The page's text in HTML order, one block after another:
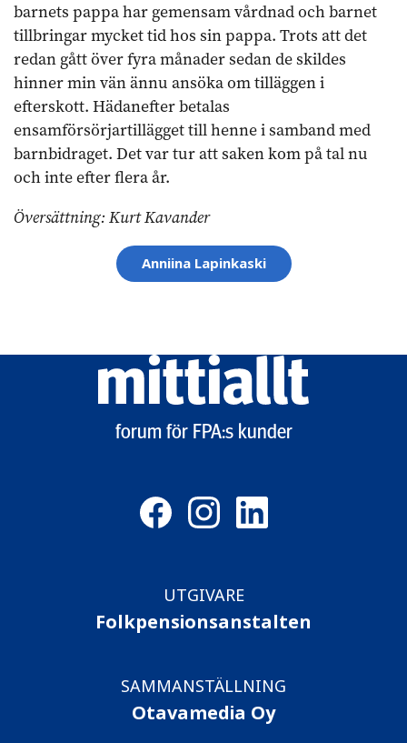
barnets pappa har gemensam vårdnad och barnet
tillbringar mycket tid hos sin pappa. Trots att det
redan gått över fyra månader sedan de skildes
hinner min vän ännu ansöka om tilläggen i
efterskott. Hädanefter betalas
ensamförsörjartillägget till henne i samband med
barnbidraget. Det var tur att saken kom på tal nu
och inte efter flera år.
Översättning: Kurt Kavander
Ämnesord Anniina Lapinkaski
Mittiallt
forum för FPA:s kunder
UTGIVARE
Folkpensionsanstalten
SAMMANSTÄLLNING
Otavamedia Oy